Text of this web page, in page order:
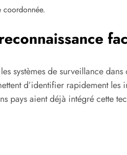
coordonnée.
systèmes de surveillance dans
d’identifier rapidement les
pays aient déjà intégré cette